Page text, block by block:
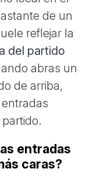
de un
reflejar la
del partido
abras un
de arriba,
entradas
caras?